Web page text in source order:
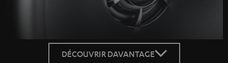
DÉCOUVRIR DAVANTAGE